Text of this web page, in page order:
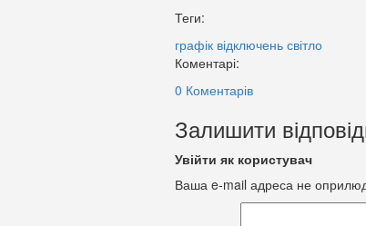
Теги:
графік відключень світло
Коментарі:
0 Коментарів
Залишити
Увійти як користувач
Ваша e-mail адреса не